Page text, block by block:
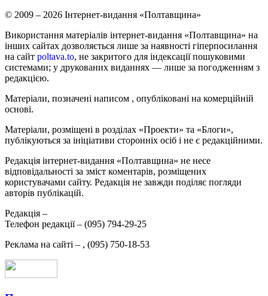
© 2009 – 2026 Інтернет-видання «Полтавщина»
Використання матеріалів інтернет-видання «Полтавщина» на
інших сайтах дозволяється лише за наявності гіперпосилання
на сайт poltava.to, не закритого для індексації пошуковими
системами; у друкованих виданнях — лише за погодженням з
редакцією.
Матеріали, позначені написом , опубліковані на комерційній
основі.
Матеріали, розміщені в розділах «Проекти» та «Блоги»,
публікуються за ініціативи сторонніх осіб і не є редакційними.
Редакція інтернет-видання «Полтавщина» не несе
відповідальності за зміст коментарів, розміщених
користувачами сайту. Редакція не завжди поділяє погляди
авторів публікацій.
Редакція –
Телефон редакції – (095) 794-29-25
Реклама на сайті – , (095) 750-18-53